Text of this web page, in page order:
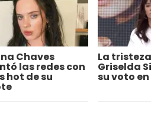
Chaves
las redes con
hot de su
La
Griselda
su voto en